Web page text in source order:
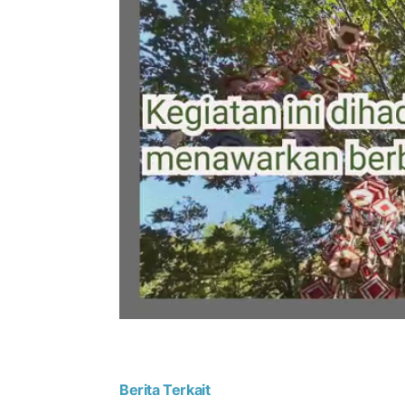
Berita Terkait